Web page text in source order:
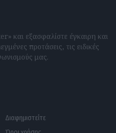
και εξασφαλίστε έγκαιρη και
προτάσεις, τις ειδικές
μας.
Διαφημιστείτε